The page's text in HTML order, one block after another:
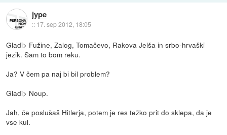
jype
:: 17. sep 2012, 18:05
Gladi> Fužine, Zalog, Tomačevo, Rakova Jelša in srbo-hrvaški
jezik. Sam to bom reku.
Ja? V čem pa naj bi bil problem?
Gladi> Noup.
Jah, če poslušaš Hitlerja, potem je res težko prit do sklepa, da je
vse kul.